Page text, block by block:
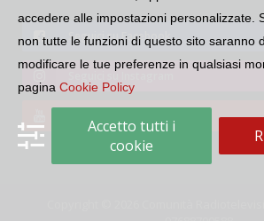
Seguici su Facebook
Seguici su Instagram
accedere alle impostazioni personalizzate.
non tutte le funzioni di questo sito saranno
modificare le tue preferenze in qualsiasi
pagina Cookie Policy
Accetto tutti i
cookie